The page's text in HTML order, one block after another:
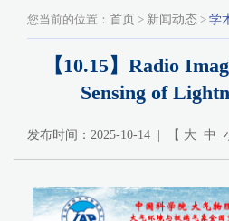
您当前的位置： 首页 > 新闻动态 > 学
【10.15】Radio
Sensing of
发布时间：2025-10-14 | 【 大 中